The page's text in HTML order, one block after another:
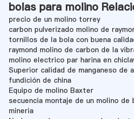
bolas para molino
precio de un molino torrey
carbon pulverizado molino de
tornillos de la bola con buena
raymond molino de carbon de la
molino electrico par harina en
Superior calidad de manganeso de
fundición de china
Equipo de molino Baxter
secuencia montaje de un molino de
mineria